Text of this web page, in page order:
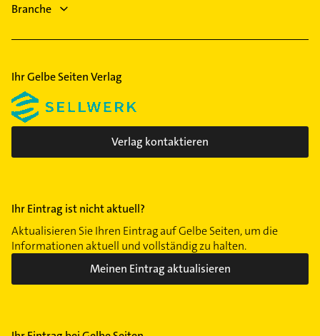
Branche
Ihr Gelbe Seiten Verlag
Verlag kontaktieren
Ihr Eintrag ist nicht aktuell?
Aktualisieren Sie Ihren Eintrag auf Gelbe Seiten, um die
Informationen aktuell und vollständig zu halten.
Meinen Eintrag aktualisieren